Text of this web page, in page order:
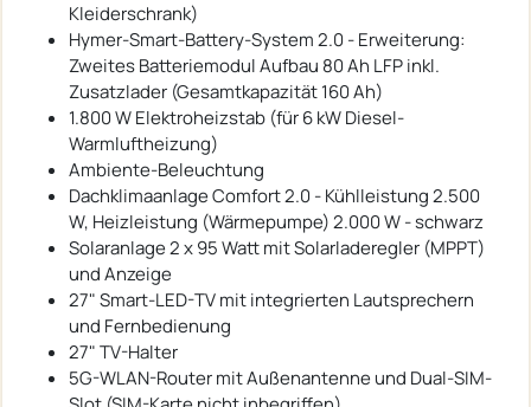
Kleiderschrank)
Hymer-Smart-Battery-System 2.0 - Erweiterung:
Zweites Batteriemodul Aufbau 80 Ah LFP inkl.
Zusatzlader (Gesamtkapazität 160 Ah)
1.800 W Elektroheizstab (für 6 kW Diesel-
Warmluftheizung)
Ambiente-Beleuchtung
Dachklimaanlage Comfort 2.0 - Kühlleistung 2.500
W, Heizleistung (Wärmepumpe) 2.000 W - schwarz
Solaranlage 2 x 95 Watt mit Solarladeregler (MPPT)
und Anzeige
27" Smart-LED-TV mit integrierten Lautsprechern
und Fernbedienung
27" TV-Halter
5G-WLAN-Router mit Außenantenne und Dual-SIM-